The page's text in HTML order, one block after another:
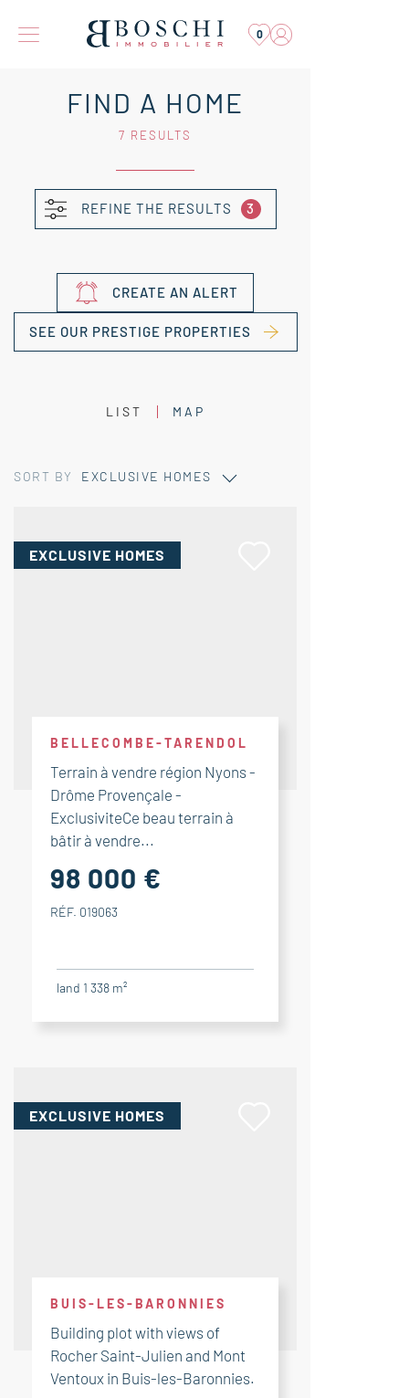
0
FIND A HOME
7 RESULTS
REFINE THE RESULTS 3
CREATE AN ALERT
SEE OUR PRESTIGE PROPERTIES
LIST MAP
SORT BY EXCLUSIVE HOMES
EXCLUSIVE HOMES
BELLECOMBE-TARENDOL
Terrain à vendre région Nyons -
Drôme Provençale -
ExclusiviteCe beau terrain à
bâtir à vendre...
98 000 €
RÉF. 019063
land 1 338 m²
EXCLUSIVE HOMES
BUIS-LES-BARONNIES
Building plot with views of
Rocher Saint-Julien and Mont
Ventoux in Buis-les-Baronnies.